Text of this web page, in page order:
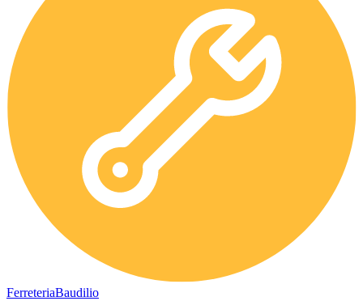
FerreteriaBaudilio